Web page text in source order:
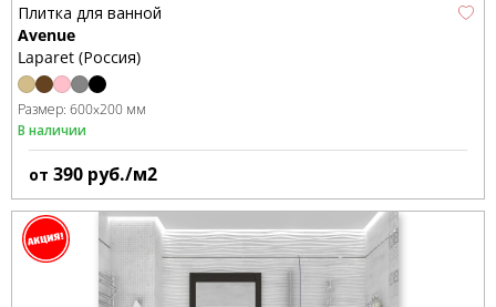
Плитка для ванной
Avenue
Laparet (Россия)
Размер: 600x200 мм
В наличии
от 390 руб./м2